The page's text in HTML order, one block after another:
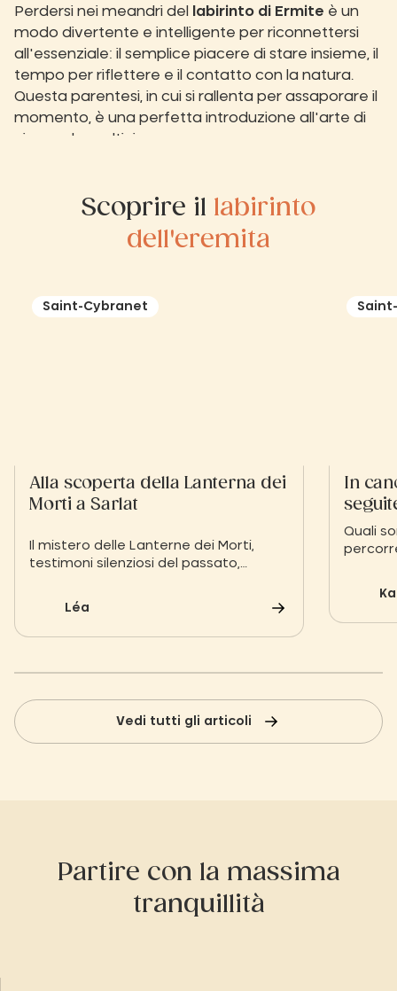
Perdersi nei meandri del labirinto di Ermite è un
modo divertente e intelligente per riconnettersi
all'essenziale: il semplice piacere di stare insieme, il
tempo per riflettere e il contatto con la natura.
Questa parentesi, in cui si rallenta per assaporare il
momento, è una perfetta introduzione all'arte di
vivere che coltiviamo.
Scoprire il labirinto
dell'eremita
Saint-Cybranet
Alla scoperta della Lanterna dei
Morti a Sarlat
Il mistero delle Lanterne dei Morti,
testimoni silenziosi del passato,
monumenti medievali, eretti in diverse
regioni della Francia, simboleggiano un
legame ancestrale tra i vivi e le anime
Léa
In
fiume
Quali
Vedi tutti gli articoli
Partire con la massima
tranquillità